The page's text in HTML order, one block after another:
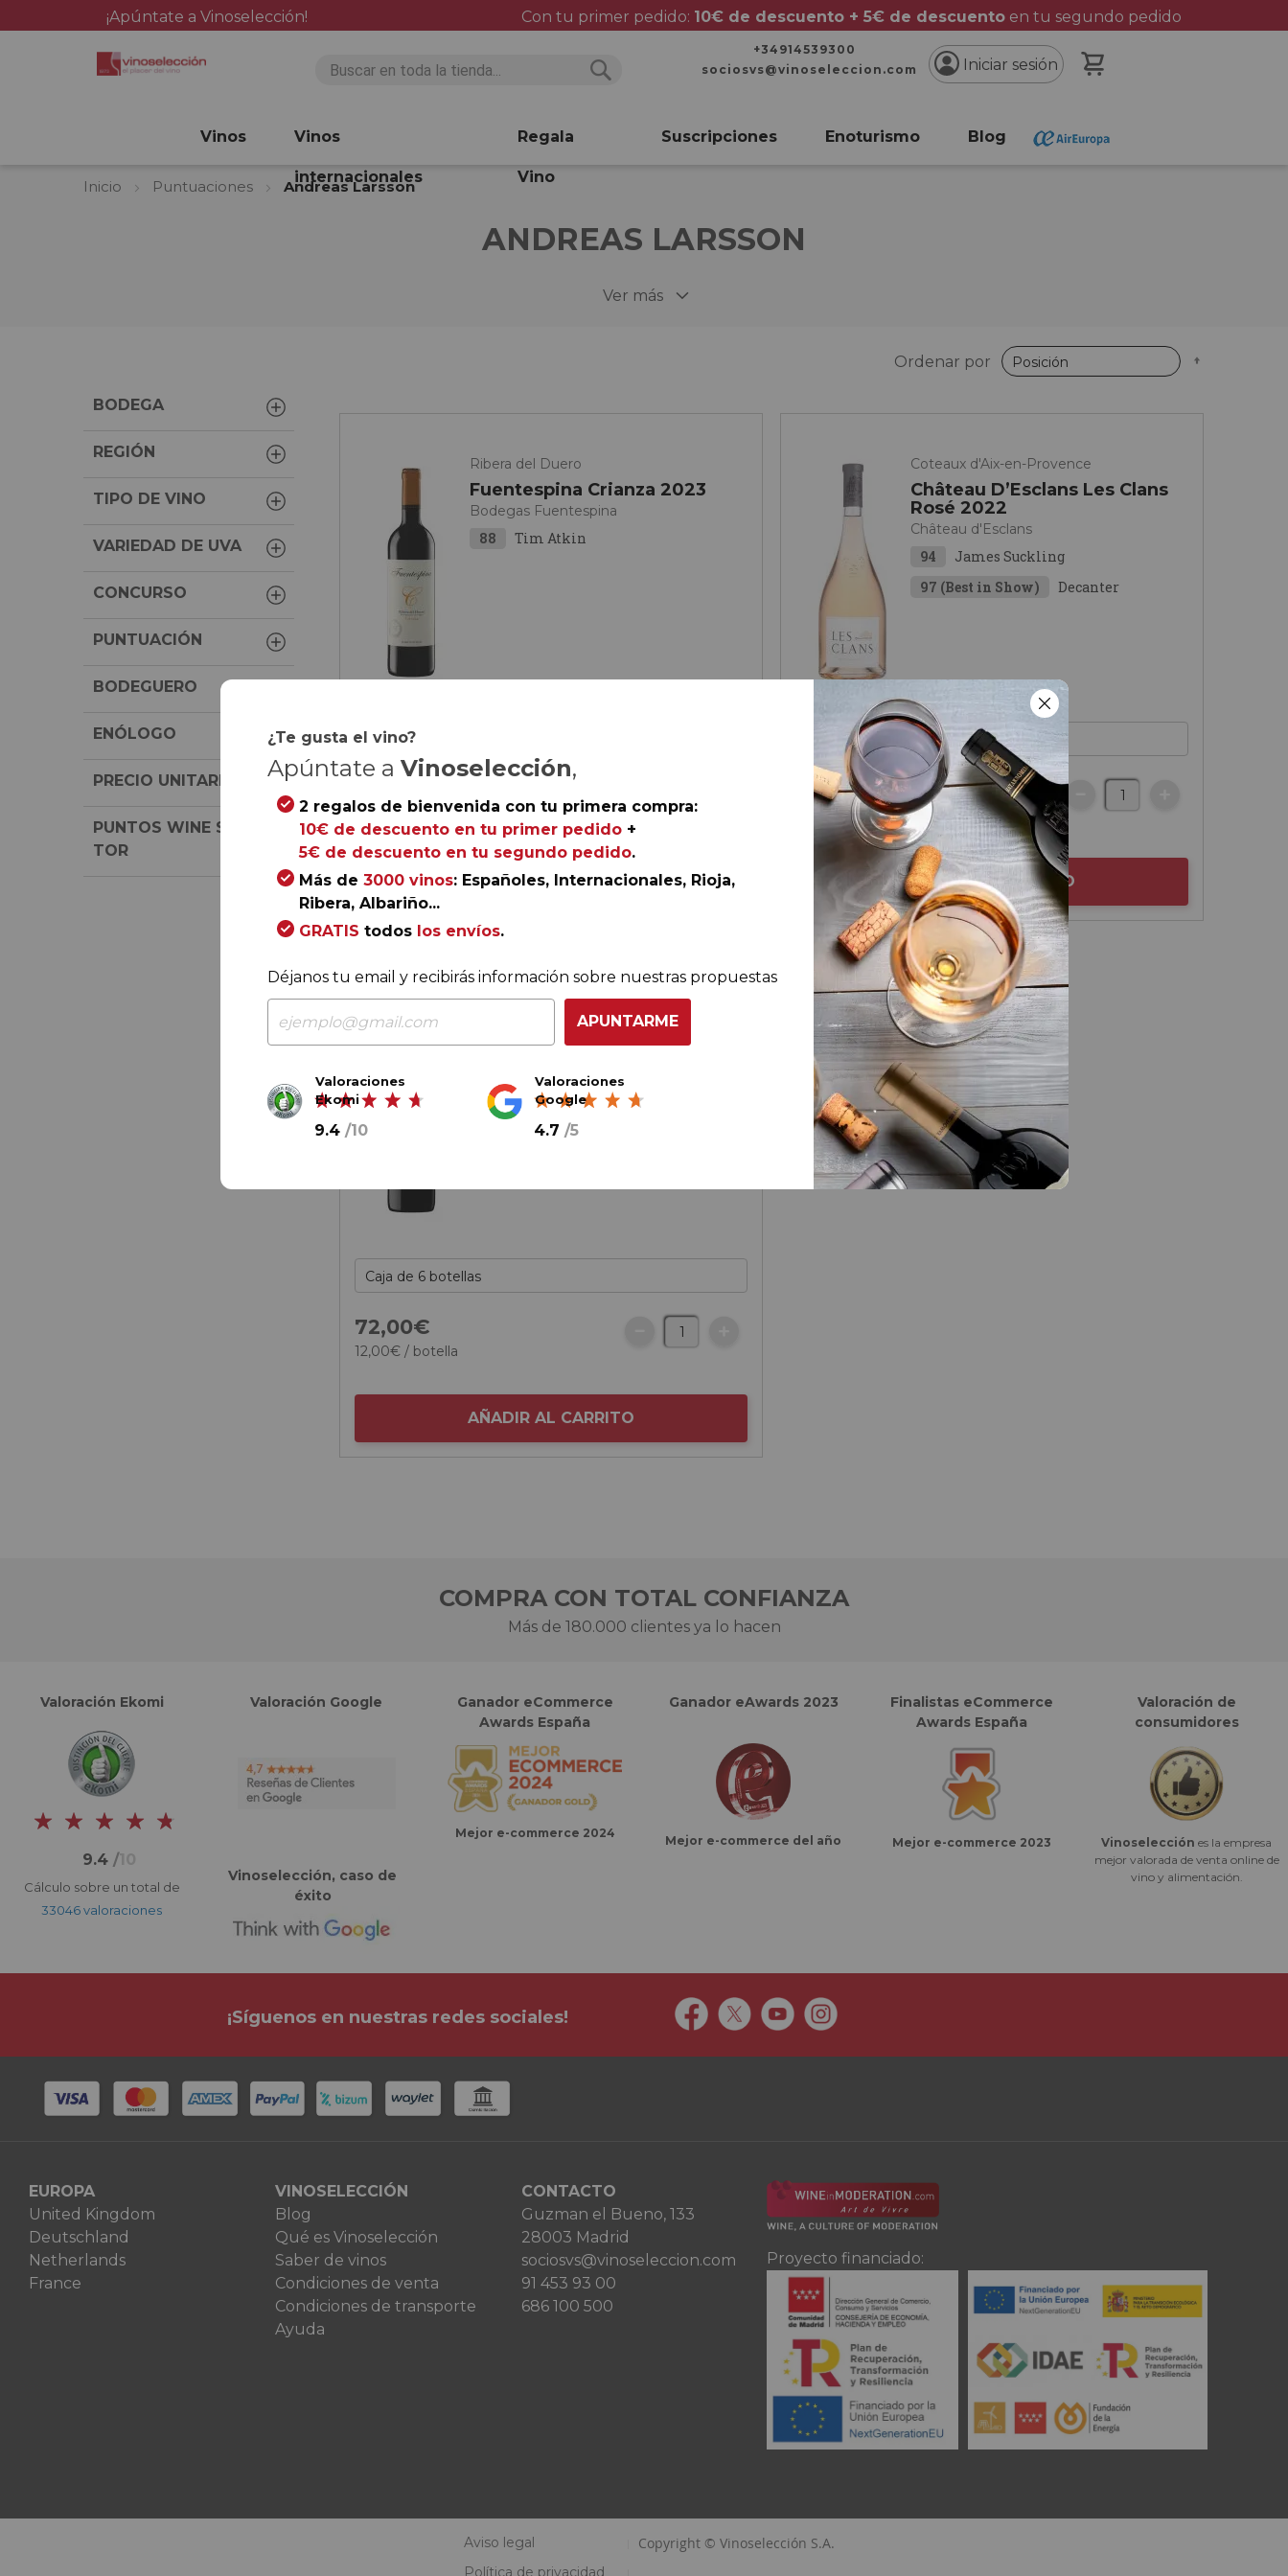
¡Apúntate a Vinoselección! Con tu primer pedido: 10€ de descuento + 5€ de descuentoen tu segundo pedido
+34914539300
sociosvs@vinoseleccion.com
Iniciar sesión
Vinos Vinos
internacionales
Regala
Vino
Suscripciones Enoturismo Blog
Inicio Puntuaciones Andreas Larsson
ANDREAS LARSSON
Ver más
Ordenar por
Ribera del Duero
Fuentespina Crianza 2023
Bodegas Fuentespina
88 Tim Atkin
11,60€/ botella
AÑADIR AL CARRITO
Coteaux d'Aix-en-Provence
Château D’Esclans Les Clans
Rosé 2022
Château d'Esclans
94
James Suckling
97 (Best in Show)
Decanter
60,00€
AÑADIR AL CARRITO
Rioja
Bordón D’anglade Crianza
2021
90 James Suckling
72,00€
12,00€ / botella
AÑADIR AL CARRITO
BODEGA
REGIÓN
TIPO DE VINO
VARIEDAD DE UVA
CONCURSO
PUNTUACIÓN
BODEGUERO
ENÓLOGO
PRECIO UNITARIO
PUNTOS WINE SPECTA
TOR
COMPRA CON TOTAL CONFIANZA
Más de 180.000 clientes ya lo hacen
Valoración Ekomi
9.4 /10
Cálculo sobre un total de
33046 valoraciones
Valoración Google
Vinoselección, caso de
éxito
Ganador eCommerce
Awards España
Mejor e-commerce 2024
Ganador eAwards 2023
Mejor e-commerce del año
Finalistas eCommerce
Awards España
Mejor e-commerce 2023
Valoración de
consumidores
Vinoselección es la empresa
mejor valorada de venta online de
vino y alimentación.
¡Síguenos en nuestras redes sociales!
EUROPA
United Kingdom
Deutschland
Netherlands
France
VINOSELECCIÓN
Blog
Qué es Vinoselección
Saber de vinos
Condiciones de venta
Condiciones de transporte
Ayuda
CONTACTO
Guzman el Bueno, 133
28003 Madrid
sociosvs@vinoseleccion.com
91 453 93 00
686 100 500
Proyecto financiado:
Aviso legal
Política de privacidad
Copyright © Vinoselección S.A.
¿Te gusta el vino?
Apúntate a Vinoselección,
2 regalos de bienvenida con tu primera compra:
10€ de descuento en tu primer pedido+
5€ de descuento en tu segundo pedido.
Más de 3000 vinos: Españoles, Internacionales, Rioja,
Ribera, Albariño...
GRATIS todos los envíos.
Déjanos tu email y recibirás información sobre nuestras propuestas
APUNTARME
Valoraciones
Ekomi
9.4 /10
Valoraciones
Google
4.7 /5